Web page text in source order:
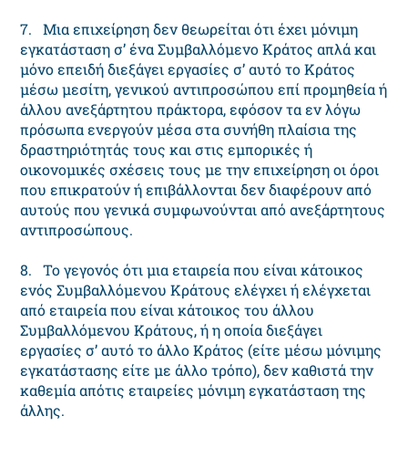
7. Μια επιχείρηση δεν θεωρείται ότι έχει μόνιμη
εγκατάσταση σ’ ένα Συμβαλλόμενο Κράτος απλά και
μόνο επειδή διεξάγει εργασίες σ’ αυτό το Κράτος
μέσω μεσίτη, γενικού αντιπροσώπου επί προμηθεία ή
άλλου ανεξάρτητου πράκτορα, εφόσον τα εν λόγω
πρόσωπα ενεργούν μέσα στα συνήθη πλαίσια της
δραστηριότητάς τους και στις εμπορικές ή
οικονομικές σχέσεις τους με την επιχείρηση οι όροι
που επικρατούν ή επιβάλλονται δεν διαφέρουν από
αυτούς που γενικά συμφωνούνται από ανεξάρτητους
αντιπροσώπους.
8. Το γεγονός ότι μια εταιρεία που είναι κάτοικος
ενός Συμβαλλόμενου Κράτους ελέγχει ή ελέγχεται
από εταιρεία που είναι κάτοικος του άλλου
Συμβαλλόμενου Κράτους, ή η οποία διεξάγει
εργασίες σ’ αυτό το άλλο Κράτος (είτε μέσω μόνιμης
εγκατάστασης είτε με άλλο τρόπο), δεν καθιστά την
καθεμία απότις εταιρείες μόνιμη εγκατάσταση της
άλλης.